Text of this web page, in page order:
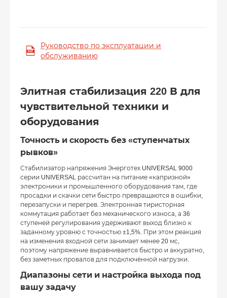
Руководство по эксплуатации и
обслуживанию
Элитная стабилизация 220 В для
чувствительной техники и
оборудования
Точность и скорость без «ступенчатых
рывков»
Стабилизатор напряжения Энерготех UNIVERSAL 9000
серии UNIVERSAL рассчитан на питание «капризной»
электроники и промышленного оборудования там, где
просадки и скачки сети быстро превращаются в ошибки,
перезапуски и перегрев. Электронная тиристорная
коммутация работает без механического износа, а 36
ступеней регулирования удерживают выход близко к
заданному уровню с точностью ±1,5%. При этом реакция
на изменения входной сети занимает менее 20 мс,
поэтому напряжение выравнивается быстро и аккуратно,
без заметных провалов для подключённой нагрузки.
Диапазоны сети и настройка выхода под
вашу задачу